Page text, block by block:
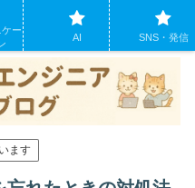
ために。現場でよくあるパソコンの
も
ます
ケー
AI SNS・発信